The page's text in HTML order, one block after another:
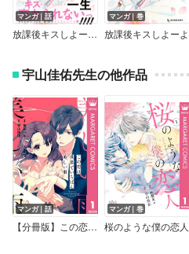
マンガ｜話
放課後キスしよーよ プチデザ
マンガ｜巻
放課後キスしよーよ
宇山佳佑先生の他作品
マンガ｜話
【分冊版】この恋は世界でいちばん美しい雨
マンガ｜巻
桜のような僕の恋人